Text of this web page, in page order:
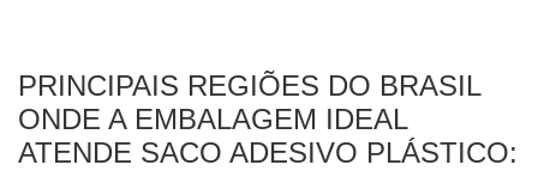
PRINCIPAIS REGIÕES DO BRASIL
ONDE A EMBALAGEM IDEAL
ATENDE SACO ADESIVO PLÁSTICO: